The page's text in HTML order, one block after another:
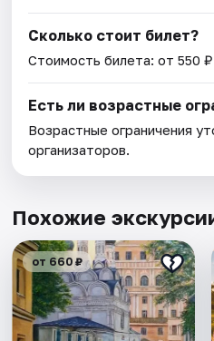
Сколько стоит билет?
Стоимость билета: от 550
Есть ли возрастные
Возрастные ограничения
организаторов.
Похожие
от 660 ₽